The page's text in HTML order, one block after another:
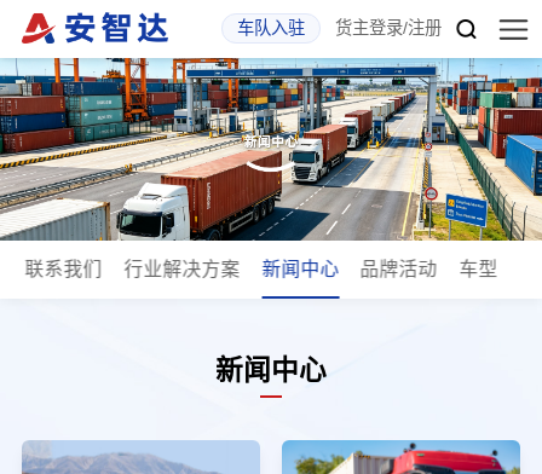
车队入驻 货主登录/注册
联系我们 行业解决方案 新闻中心 品牌活动 车型
新闻中心